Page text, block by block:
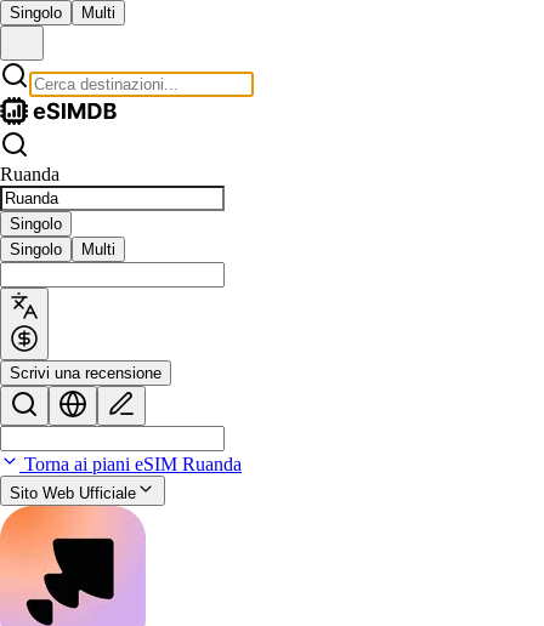
Singolo Multi
Ruanda
Singolo
Singolo
Multi
Scrivi una recensione
Torna ai piani eSIM Ruanda
Sito Web Ufficiale